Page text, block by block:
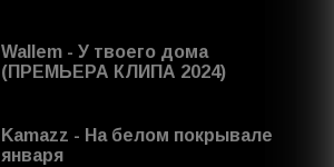
Wallem - У твоего дома
(ПРЕМЬЕРА КЛИПА 2024)
Kamazz - На белом покрывале
января